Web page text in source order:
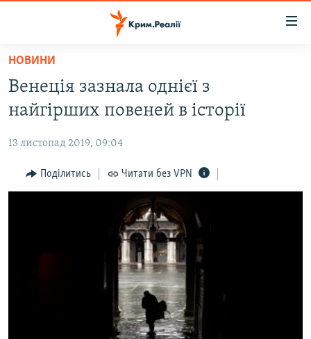
Перейти
основного
матеріалу
до
навігації
Перейти
ВОДА.КРИМ
ВІДЕО ТА ФОТО
ПОЛІТИКА
БЛОГИ
ВІДЕОУРОКИ «ELIFBE»
ЯК ОБІЙТИ БЛОКУВАННЯ
НОВИНИ
Венеція зазнала однієї з
найгірших повеней в історії
13 листопад 2019, 09:04
Поділитись Читати без VPN